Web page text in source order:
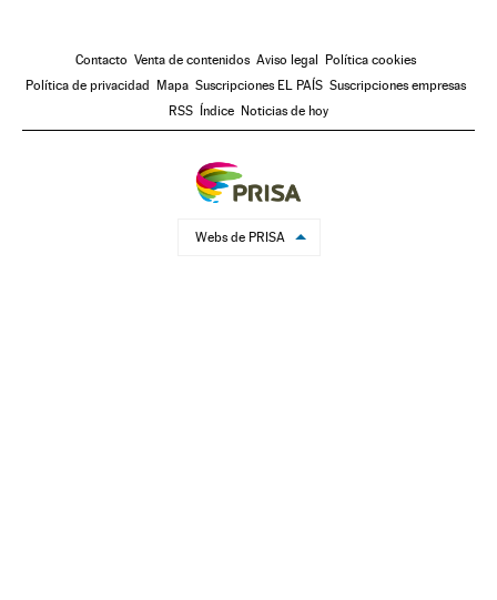
Contacto Venta de contenidos Aviso legal
Política cookies
Política de privacidad
Mapa Suscripciones EL PAÍS Suscripciones empresas
RSS
Índice Noticias de hoy
Webs de PRISA